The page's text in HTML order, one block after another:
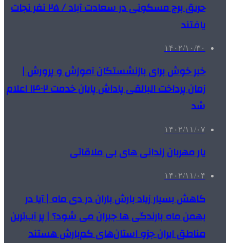
حریق برج مسکونی در سعادت آباد / ۲۵ نفر نجات
یافتند
۱۴۰۲/۱۰/۳۰
خبر خوش برای بازنشستگان آموزش و پرورش |
زمان پرداخت البالقی پاداش پایان خدمت ۱۴۰۲ اعلام
شد
۱۴۰۲/۱۱/۰۷
یار مهربان زندانی های بی ملاقاتی
۱۴۰۲/۱۱/۰۴
کاهش بسیار زیاد بارش باران در دی ماه | آیا در
بهمن ماه بارندگی ها جبران می شود؟ | پر آب‌ترین
مناطق ایران جزو استان‌های کم‌بارش هستند